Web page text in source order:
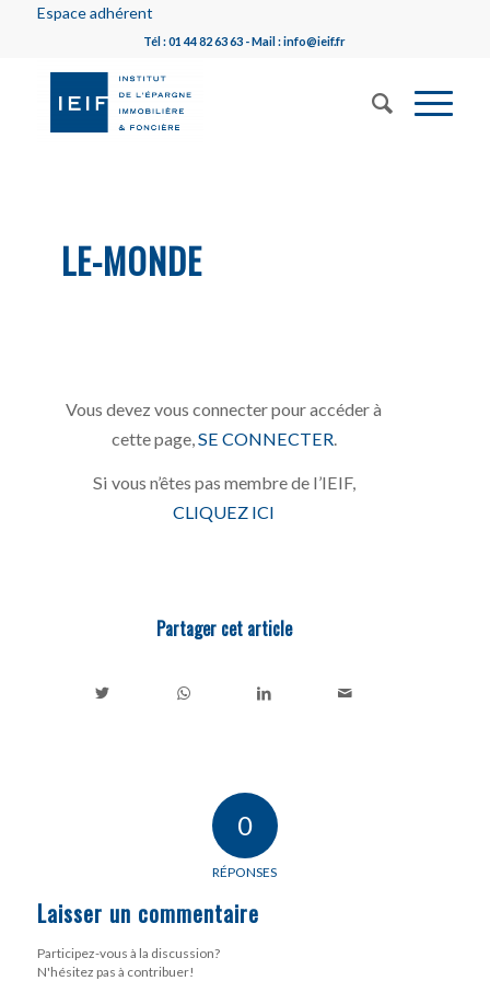
Espace adhérent
Tél : 01 44 82 63 63 - Mail : info@ieif.fr
LE-MONDE
Vous devez vous connecter pour accéder à
cette page, SE CONNECTER
Si vous n’êtes pas membre de l’IEIF,
CLIQUEZ ICI
Partager cet article
0
RÉPONSES
Laisser un commentaire
Participez-vous à la discussion?
N'hésitez pas à contribuer!